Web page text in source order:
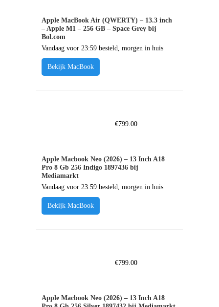
Apple MacBook Air (QWERTY) – 13.3 inch
– Apple M1 – 256 GB – Space Grey bij
Bol.com
Vandaag voor 23:59 besteld, morgen in huis
Bekijk MacBook
€799.00
Apple Macbook Neo (2026) – 13 Inch A18
Pro 8 Gb 256 Indigo 1897436 bij
Mediamarkt
Vandaag voor 23:59 besteld, morgen in huis
Bekijk MacBook
€799.00
Apple Macbook Neo (2026) – 13 Inch A18